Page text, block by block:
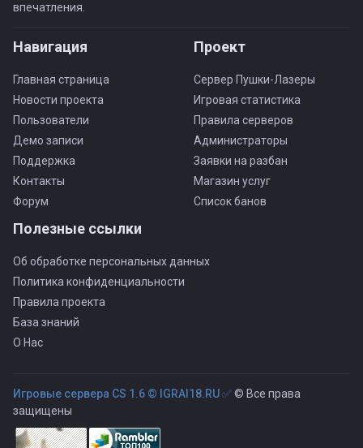
впечатления.
Навигация
Главная страница
Новости проекта
Пользователи
Демо записи
Поддержка
Контакты
Форум
Проект
Сервер Пушки-Лазеры
Игровая статистика
Правила серверов
Администраторы
Заявки на разбан
Магазин услуг
Список банов
Полезные ссылки
Об обработке персональных данных
Политика конфиденциальности
Правила проекта
База знаний
О Нас
Игровые сервера CS 1.6 © IGRAI18.RU ✅© Все права
защищены